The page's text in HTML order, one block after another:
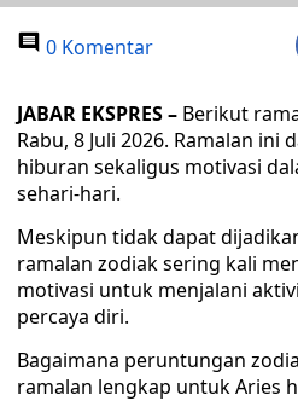
0 Komentar
JABAR EKSPRES – Berikut
Rabu, 8 Juli 2026. Ramalan ini
hiburan sekaligus motivasi
sehari-hari.
Meskipun tidak dapat
ramalan zodiak sering kali
motivasi untuk menjalani
percaya diri.
Bagaimana peruntungan
ramalan lengkap untuk Aries